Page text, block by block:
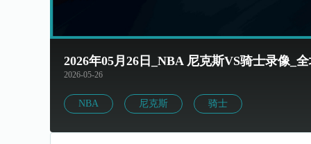
2026年05月26日_NBA 尼克斯VS骑士录像_
2026-05-26
NBA 尼克斯 骑士